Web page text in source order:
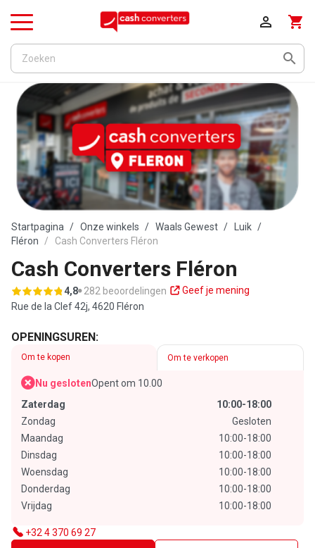

shopping_cart

Menu
Startpagina Onze winkels Waals Gewest
Luik
Fléron
Cash Converters Fléron
Cash Converters Fléron
4,8 282 beoordelingen
Geef je mening
Rue de la Clef 42j, 4620 Fléron
OPENINGSUREN:
Om te kopen Om te verkopen
Nu geslotenOpent om 10.00
Zaterdag
10:00-18:00
Zondag
Gesloten
Maandag
10:00-18:00
Dinsdag
10:00-18:00
Woensdag
10:00-18:00
Donderdag
10:00-18:00
Vrijdag
10:00-18:00
+32 4 370 69 27